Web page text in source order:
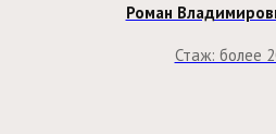
Роман
Стаж: более